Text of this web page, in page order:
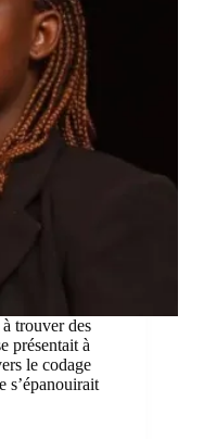
trouver des
présentait à
le codage
s’épanouirait